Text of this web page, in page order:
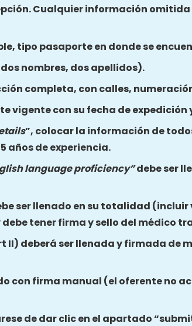
Cualquier información omitida
tipo pasaporte en donde se
nombres, dos apellidos).
completa, con calles,
vigente con su fecha de expedición
”, colocar la información de
años de experiencia.
language proficiency”debe ser
ser llenado en su totalidad
tener firma y sello del médico
II) deberá ser llenada y firmada de
con firma manual (el oferente no
de dar clic en el apartado